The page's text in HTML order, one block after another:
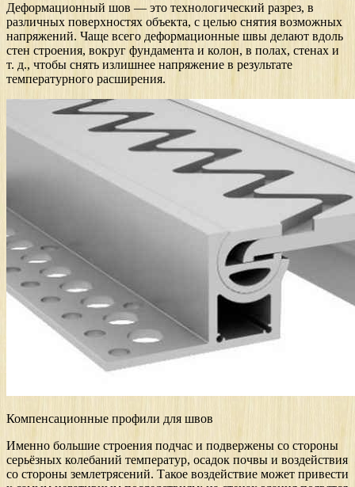
Деформационный шов — это технологический разрез, в
различных поверхностях объекта, с целью снятия возможных
напряжений. Чаще всего деформационные швы делают вдоль
стен строения, вокруг фундамента и колон, в полах, стенах и
т. д., чтобы снять излишнее напряжение в результате
температурного расширения.
Компенсационные профили для швов
Именно большие строения подчас и подвержены со стороны
серьёзных колебаний температур, осадок почвы и воздействия
со стороны землетрясений. Такое воздействие может привести